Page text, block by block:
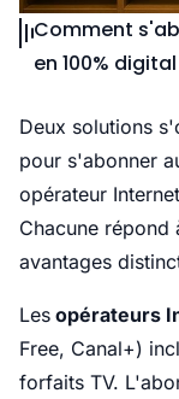
Comment
en 100% digital
Deux solutions
pour s'abonner
opérateur
Chacune répond
avantages
Les opérateurs
Free, Canal+)
forfaits TV.